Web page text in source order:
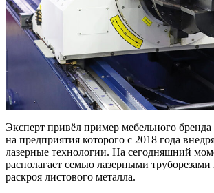
Эксперт привёл пример мебельного
на предприятия которого с 2018 года
лазерные технологии. На сегодняшний
располагает семью лазерными
раскроя листового металла.